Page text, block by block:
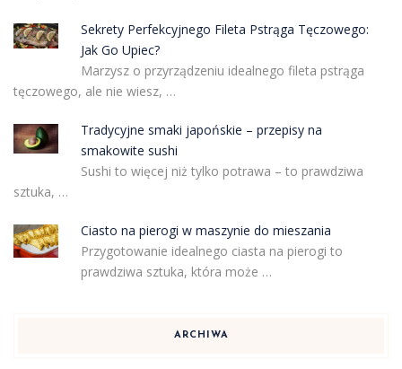
Sekrety Perfekcyjnego Fileta Pstrąga Tęczowego:
Jak Go Upiec?
Marzysz o przyrządzeniu idealnego fileta pstrąga
tęczowego, ale nie wiesz, …
Tradycyjne smaki japońskie – przepisy na
smakowite sushi
Sushi to więcej niż tylko potrawa – to prawdziwa
sztuka, …
Ciasto na pierogi w maszynie do mieszania
Przygotowanie idealnego ciasta na pierogi to
prawdziwa sztuka, która może …
ARCHIWA